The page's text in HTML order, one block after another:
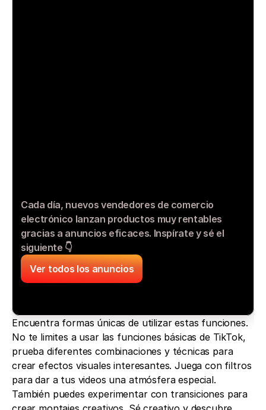
Cada día, nuevos vendedores de comercio
electrónico lanzan productos muy rentables
gracias a anuncios eficaces. Inspírate y sé el
siguiente 👇
Ver todos los anuncios
Encuentra formas únicas de utilizar estas funciones.
No te limites a usar las funciones básicas de TikTok,
prueba diferentes combinaciones y técnicas para
crear efectos visuales interesantes. Juega con filtros
para dar a tus videos una atmósfera especial.
También puedes experimentar con transiciones para